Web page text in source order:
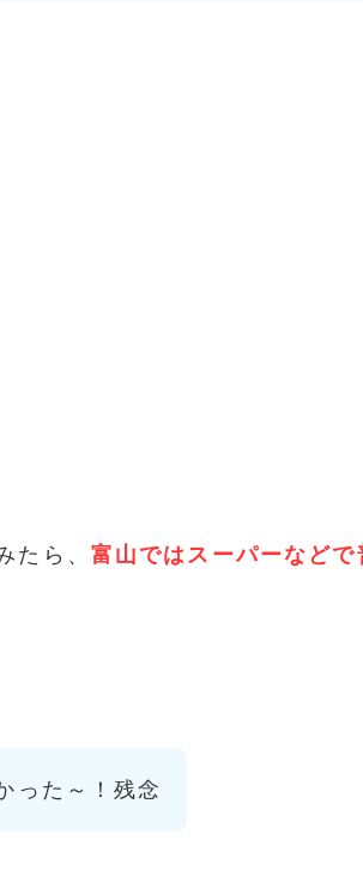
たら、 富山ではスーパーなど
った～！残念